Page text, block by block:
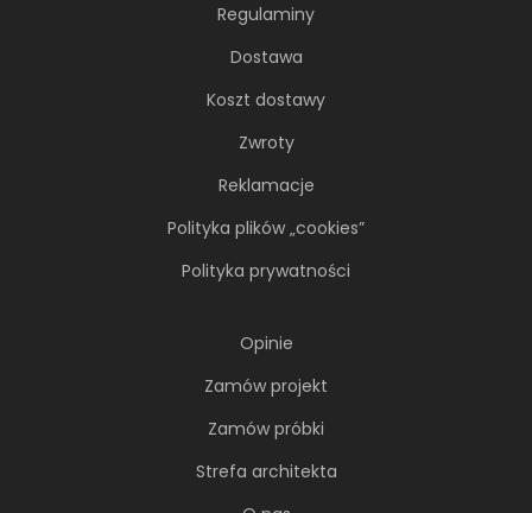
Młoda, żyjąca dynamicznie inwestorka przez
lata kursowała między światowymi
Soft minimalizm z duszą. 65-
Regulaminy
Dostawa
Koszt dostawy
Zwroty
Reklamacje
Polityka plików „cookies”
Polityka prywatności
Opinie
Zamów projekt
Zamów próbki
Strefa architekta